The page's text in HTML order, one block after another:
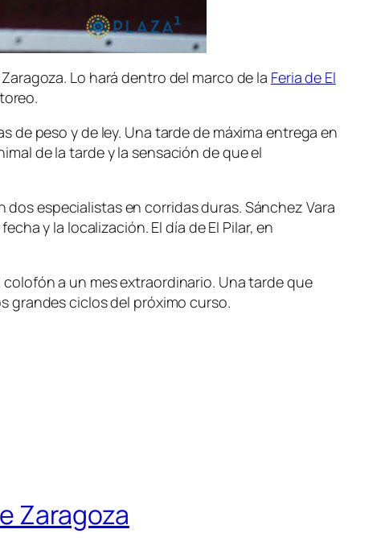
Lo hará dentro del marco de la Feria de El
de peso y de ley. Una tarde de máxima entrega en
de la tarde y la sensación de que el
especialistas en corridas duras. Sánchez Vara
y la localización. El día de El Pilar, en
colofón a un mes extraordinario. Una tarde que
grandes ciclos del próximo curso.
Zaragoza